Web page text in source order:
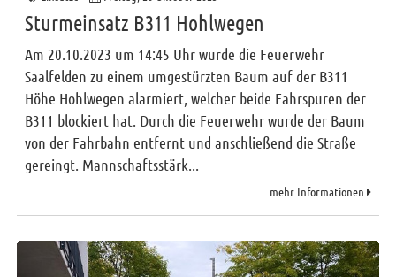
Sturmeinsatz B311 Hohlwegen
Am 20.10.2023 um 14:45 Uhr wurde die Feuerwehr
Saalfelden zu einem umgestürzten Baum auf der B311
Höhe Hohlwegen alarmiert, welcher beide Fahrspuren der
B311 blockiert hat. Durch die Feuerwehr wurde der Baum
von der Fahrbahn entfernt und anschließend die Straße
gereingt. Mannschaftsstärk...
mehr Informationen